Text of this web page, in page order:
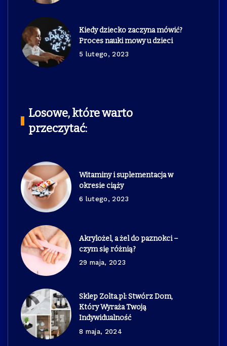
Kiedy dziecko zaczyna mówić?
Proces nauki mowy u dzieci
5 lutego, 2023
Losowe, które warto
przeczytać:
Witaminy i suplementacja w
okresie ciąży
6 lutego, 2023
Akrylożel, a żel do paznokci –
czym się różnią?
29 maja, 2023
Sklep Zolta.pl: Stwórz Dom,
Który Wyraża Twoją
Indywidualność
8 maja, 2024